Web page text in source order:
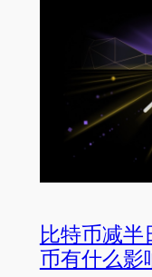
比特币减
币有什么影